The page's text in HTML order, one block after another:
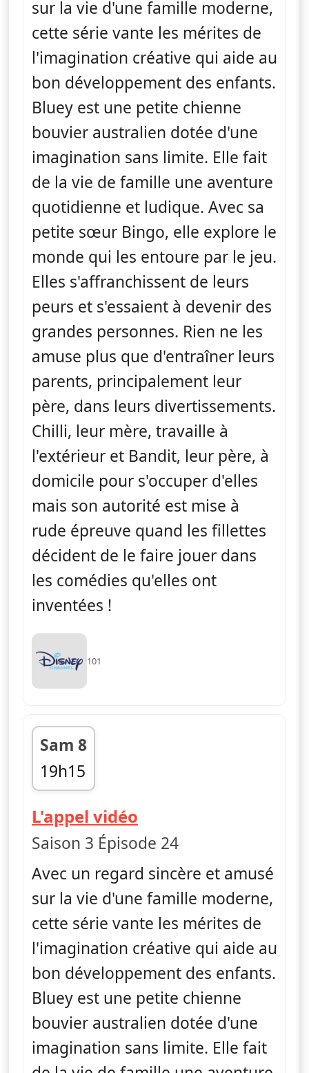
sur la vie d'une famille moderne,
cette série vante les mérites de
l'imagination créative qui aide au
bon développement des enfants.
Bluey est une petite chienne
bouvier australien dotée d'une
imagination sans limite. Elle fait
de la vie de famille une aventure
quotidienne et ludique. Avec sa
petite sœur Bingo, elle explore le
monde qui les entoure par le jeu.
Elles s'affranchissent de leurs
peurs et s'essaient à devenir des
grandes personnes. Rien ne les
amuse plus que d'entraîner leurs
parents, principalement leur
père, dans leurs divertissements.
Chilli, leur mère, travaille à
l'extérieur et Bandit, leur père, à
domicile pour s'occuper d'elles
mais son autorité est mise à
rude épreuve quand les fillettes
décident de le faire jouer dans
les comédies qu'elles ont
inventées !
101
Sam 8
19h15
fin 19h25
L'appel vidéo
Saison 3 Épisode 24
Avec un regard sincère et amusé
sur la vie d'une famille moderne,
cette série vante les mérites de
l'imagination créative qui aide au
bon développement des enfants.
Bluey est une petite chienne
bouvier australien dotée d'une
imagination sans limite. Elle fait